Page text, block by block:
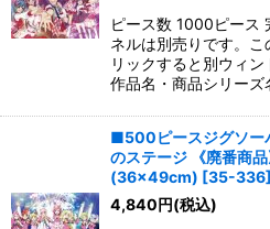
ピース数 1000ピース
ネルは別売りです。
リックすると別ウィ
作品名・商品シリー
■500ピースジグソー
のステージ 《廃番商
(36×49cm) [35-336]
4,840円(税込)